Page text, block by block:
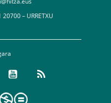
– URRETXU